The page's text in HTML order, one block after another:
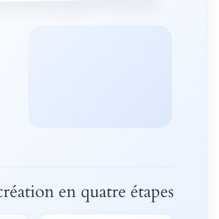
en quatre étapes